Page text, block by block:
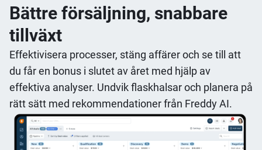
Bättre försäljning, snabbare
tillväxt
Effektivisera processer, stäng affärer och se till att
du får en bonus i slutet av året med hjälp av
effektiva analyser. Undvik flaskhalsar och planera på
rätt sätt med rekommendationer från Freddy AI.